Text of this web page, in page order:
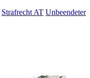
Strafrecht AT Unbeendeter